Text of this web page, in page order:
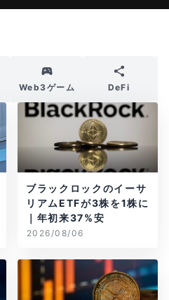
Web3ゲーム DeFi
ブラックロックのイーサ
リアムETFが3株を1株に
｜年初来37%安
2026/08/06